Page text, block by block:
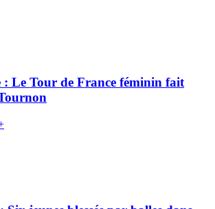
: Le Tour de France féminin fait